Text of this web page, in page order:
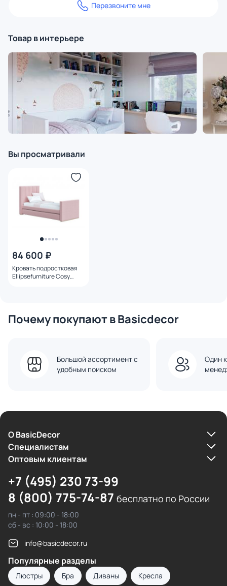
Перезвоните мне
Товар в интерьере
Вы просматривали
84 600 ₽
Кровать подростковая
Ellipsefurniture Cosy
Почему покупают в Basicdecor
Большой ассортимент с
удобным поиском
Один
О BasicDecor
Cпециалистам
Оптовым клиентам
+7 (495) 230 73-99
8 (800) 775-74-87 бесплатно по России
пн - пт : 09:00 - 18:00
сб - вс : 10:00 - 18:00
info@basicdecor.ru
Популярные разделы
Люстры Бра Диваны Кресла